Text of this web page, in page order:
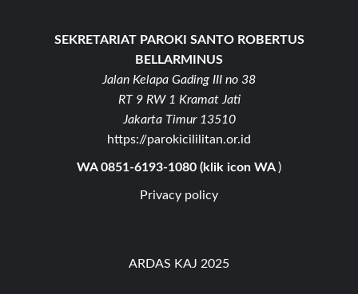
SEKRETARIAT PAROKI SANTO ROBERTUS
BELLARMINUS
Jalan Kelapa Gading III no 38
RT 9 RW 1 Kramat Jati
Jakarta Timur 13510
https://parokicililitan.or.id
WA 0851-6193-1080 (klik icon WA )
Privacy policy
ARDAS KAJ 2025